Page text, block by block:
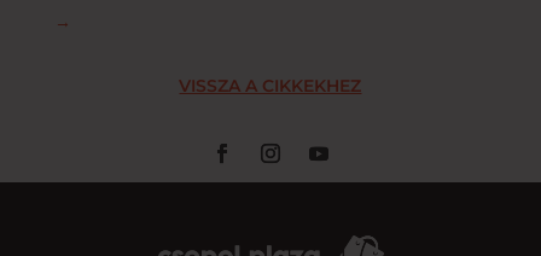
→
VISSZA A CIKKEKHEZ